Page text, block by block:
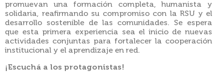
promuevan una formación completa, humanista y
solidaria, reafirmando su compromiso con la RSU y el
desarrollo sostenible de las comunidades. Se espera
que esta primera experiencia sea el inicio de nuevas
actividades conjuntas para fortalecer la cooperación
institucional y el aprendizaje en red.
¡Escuchá a los protagonistas!